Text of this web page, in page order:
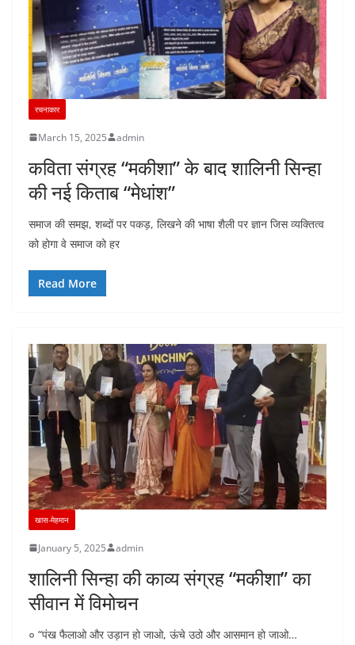
रचनाकार
March 15, 2025 admin
कविता संग्रह “मकीशा” के बाद शालिनी सिन्हा
की नई किताब “मेधांश”
समाज की समझ, शब्दों पर पकड़, लिखने की भाषा शैली पर ज्ञान जिस व्यक्तित्व
को होगा वे समाज को हर
Read More
खास-मेहमान
January 5, 2025 admin
शालिनी सिन्हा की काव्य संग्रह “मकीशा” का
सीवान में विमोचन
० “पंख फैलाओ और उड़ान हो जाओ, ऊंचे उठो और आसमान हो जाओ…